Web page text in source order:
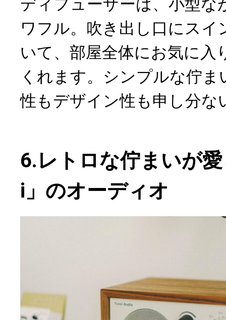
ディフューザーは、小型な
ワフル。吹き出し口にスイ
いて、部屋全体にお気に入
くれます。シンプルな佇
性もデザイン性も申し分な
6.レトロな佇まいが
i」のオーディオ